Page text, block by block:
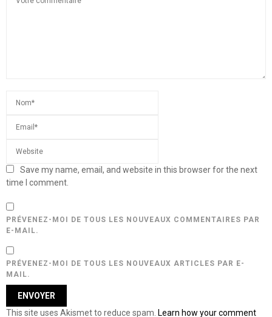
Save my name, email, and website in this browser for the next
time I comment.
PRÉVENEZ-MOI DE TOUS LES NOUVEAUX COMMENTAIRES PAR
E-MAIL.
PRÉVENEZ-MOI DE TOUS LES NOUVEAUX ARTICLES PAR E-
MAIL.
This site uses Akismet to reduce spam. Learn how your comment